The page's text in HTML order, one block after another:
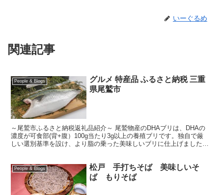
いーぐるめ
関連記事
People & Blogs
グルメ 特産品 ふるさと納税 三重
県尾鷲市
～尾鷲市ふるさと納税返礼品紹介～ 尾鷲物産のDHAブリは、DHAの
濃度が可食部(背+腹）100g当たり3g以上の養殖ブリです。独自で厳
しい選別基準を設け、より脂の乗った美味しいブリに仕上げました。
People & Blogs
松戸 手打ちそば 美味しいそ
ば もりそば